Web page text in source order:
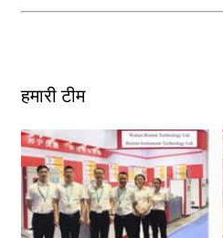
हमारी टीम